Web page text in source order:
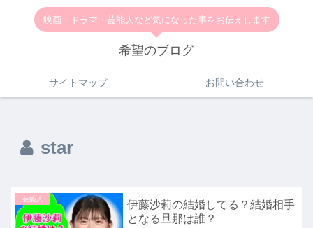
映画・ドラマ・芸能人など気になった事をお伝えします
希望のブログ
サイトマップ お問い合わせ
star
芸能人
伊藤沙莉の結婚してる？結婚相手
となる旦那は誰？